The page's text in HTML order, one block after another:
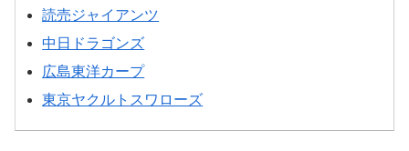
読売ジャイアンツ
中日ドラゴンズ
広島東洋カープ
東京ヤクルトスワローズ